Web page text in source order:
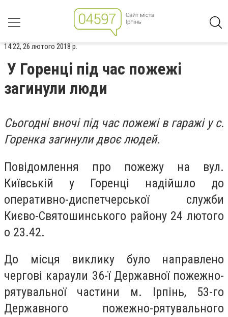
14:22, 26 лютого 2018 р.
У Горенці під час пожежі
загинули люди
Сьогодні вночі під час пожежі в гаражі у с.
Горенка загинули двоє людей.
Повідомлення про пожежу на вул.
Київській у Горенці надійшло до
оперативно-диспетчерської служби
Києво-Святошинського району 24 лютого
о 23.42.
До місця виклику було направлено
чергові караули 36-ї Державної пожежно-
рятувальної частини м. Ірпінь, 53-го
Державного пожежно-рятувального